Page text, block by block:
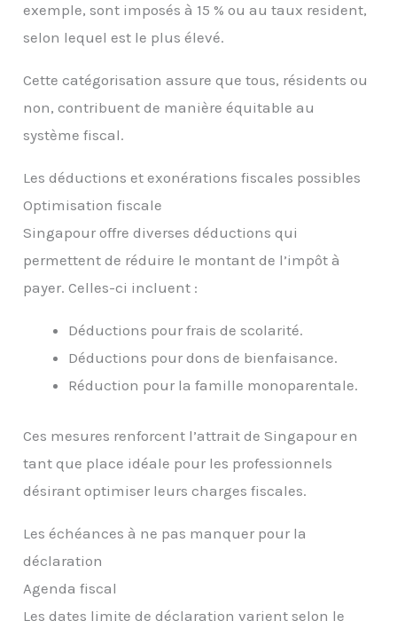
exemple, sont imposés à 15 % ou au taux resident,
selon lequel est le plus élevé.
Cette catégorisation assure que tous, résidents ou
non, contribuent de manière équitable au
système fiscal.
Les déductions et exonérations fiscales possibles
Optimisation fiscale
Singapour offre diverses déductions qui
permettent de réduire le montant de l’impôt à
payer. Celles-ci incluent :
Déductions pour frais de scolarité.
Déductions pour dons de bienfaisance.
Réduction pour la famille monoparentale.
Ces mesures renforcent l’attrait de Singapour en
tant que place idéale pour les professionnels
désirant optimiser leurs charges fiscales.
Les échéances à ne pas manquer pour la
déclaration
Agenda fiscal
Les dates limite de déclaration varient selon le